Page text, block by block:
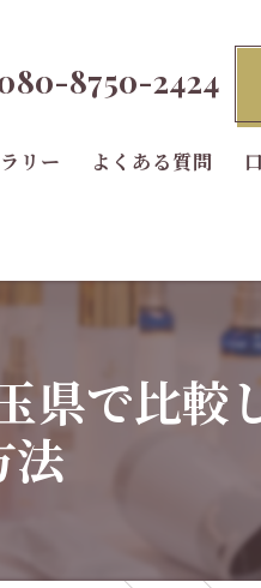
8750-2424
リー よくある質問
県で比較
法